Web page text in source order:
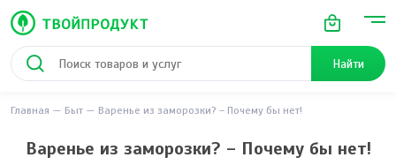
Найти
Главная Быт Варенье из заморозки? – Почему бы нет!
Варенье из заморозки? – Почему бы нет!